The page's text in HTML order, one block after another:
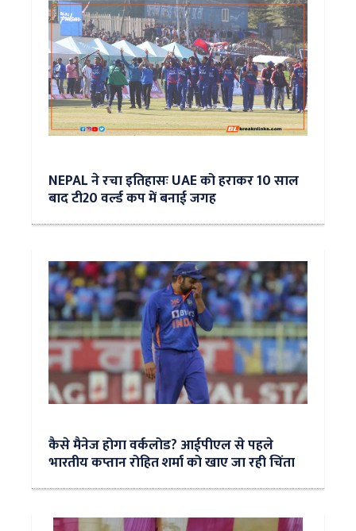
NEPAL ने रचा इतिहासः UAE को हराकर 10 साल
बाद टी20 वर्ल्ड कप में बनाई जगह
कैसे मैनेज होगा वर्कलोड? आईपीएल से पहले
भारतीय कप्तान रोहित शर्मा को खाए जा रही चिंता